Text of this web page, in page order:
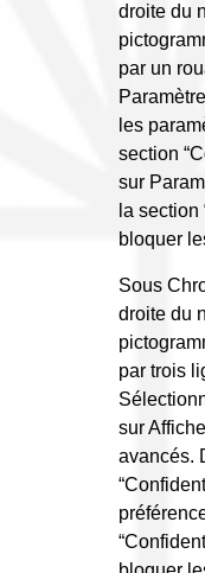
droite du
par un
les
section
sur
la section
bloquer
Sous
droite du
par trois
sur
avancés.